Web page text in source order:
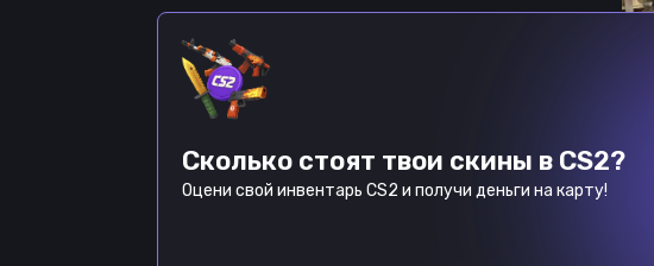
Сколько стоят твои скины в CS2?
Оцени свой инвентарь CS2 и получи деньги на карту!